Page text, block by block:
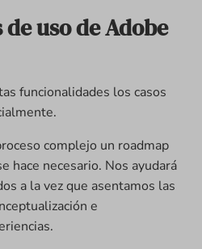
uso de Adobe
funcionalidades los casos
complejo un roadmap
hace necesario. Nos ayudará
a la vez que asentamos las
e